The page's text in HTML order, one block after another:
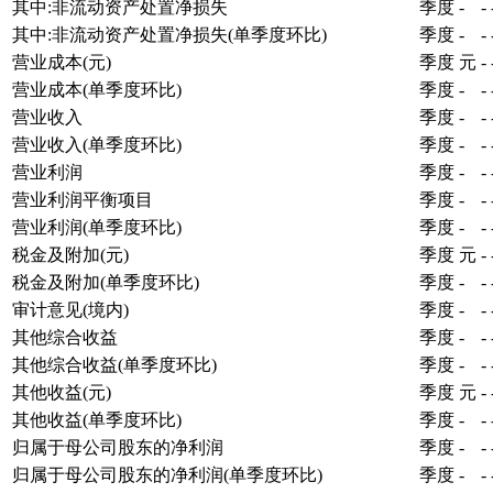
其中:非流动资产处置净损失 季度 - -
其中:非流动资产处置净损失(单季度环比)
季度 - -
营业成本(元)
季度 元 -
营业成本(单季度环比)
季度 - -
营业收入
季度 - -
营业收入(单季度环比)
季度 - -
营业利润
季度 - -
营业利润平衡项目
季度 - -
营业利润(单季度环比)
季度 - -
税金及附加(元)
季度 元 -
税金及附加(单季度环比)
季度 - -
审计意见(境内)
季度 - -
其他综合收益
季度 - -
其他综合收益(单季度环比)
季度 - -
其他收益(元)
季度 元 -
其他收益(单季度环比)
季度 - -
归属于母公司股东的净利润
季度 - -
归属于母公司股东的净利润(单季度环比)
季度 - -